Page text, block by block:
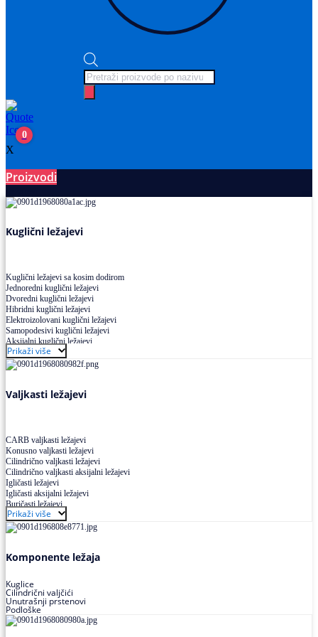
Products
search
0
X
Proizvodi
Kuglični ležajevi
Kuglični ležajevi sa kosim dodirom
Jednoredni kuglični ležajevi
Dvoredni kuglični ležajevi
Hibridni kuglični ležajevi
Elektroizolovani kuglični ležajevi
Samopodesivi kuglični ležajevi
Aksijalni kuglični ležajevi
Kuglični ležajevi od nerđajućeg čelika
Prikaži više
Valjkasti ležajevi
CARB valjkasti ležajevi
Konusno valjkasti ležajevi
Cilindrično valjkasti ležajevi
Cilindrično valjkasti aksijalni ležajevi
Igličasti ležajevi
Igličasti aksijalni ležajevi
Buričasti ležajevi
Buričasti zaptiveni ležajevi
Buričasti aksijalni ležajevi
Prikaži više
Komponente ležaja
Kuglice
Cilindrični valjčići
Unutrašnji prstenovi
Podloške